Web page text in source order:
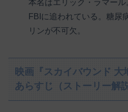
本名はエリック・ラマール
FBIに追われている。糖尿
リンが不可欠。
映画『スカイバウンド 大
あらすじ（ストーリー解説